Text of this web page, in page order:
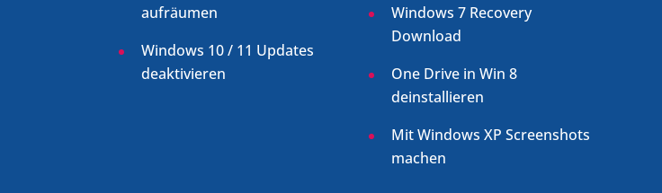
aufräumen
Windows 10 / 11 Updates
deaktivieren
Windows 7 Recovery
Download
One Drive in Win 8
deinstallieren
Mit Windows XP Screenshots
machen